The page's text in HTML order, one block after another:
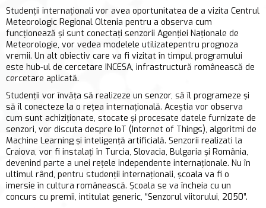
Studenții internaționali vor avea oportunitatea de a vizita Centrul
Meteorologic Regional Oltenia pentru a observa cum
funcționează și sunt conectați senzorii Agenției Naționale de
Meteorologie, vor vedea modelele utilizatepentru prognoza
vremii. Un alt obiectiv care va fi vizitat în timpul programului
este hub-ul de cercetare INCESA, infrastructură românească de
cercetare aplicată.
Studenții vor învăța să realizeze un senzor, să îl programeze și
să îl conecteze la o rețea internațională. Aceștia vor observa
cum sunt achiziționate, stocate și procesate datele furnizate de
senzori, vor discuta despre IoT (Internet of Things), algoritmi de
Machine Learning și inteligență artificială. Senzorii realizati la
Craiova, vor fi instalați în Turcia, Slovacia, Bulgaria și România,
devenind parte a unei rețele independente internaționale. Nu în
ultimul rând, pentru studenții internaționali, școala va fi o
imersie în cultura românească. Școala se va încheia cu un
concurs cu premii, intitulat generic, “Senzorul viitorului, 2050”.